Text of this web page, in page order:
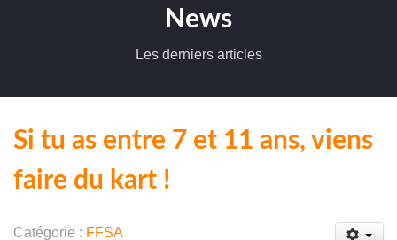
News
Les derniers articles
Si tu as entre 7 et 11 ans, viens
faire du kart !
Catégorie : FFSA